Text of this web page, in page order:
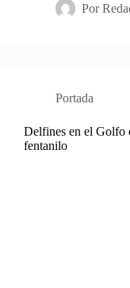
Por
Portada
Delfines en el Golfo
fentanilo